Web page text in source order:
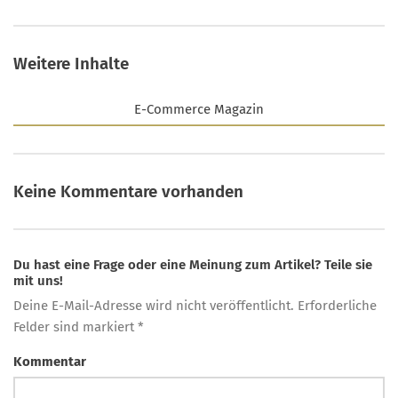
Weitere Inhalte
E-Commerce Magazin
Keine Kommentare vorhanden
Du hast eine Frage oder eine Meinung zum Artikel? Teile sie
mit uns!
Deine E-Mail-Adresse wird nicht veröffentlicht. Erforderliche
Felder sind markiert *
Kommentar